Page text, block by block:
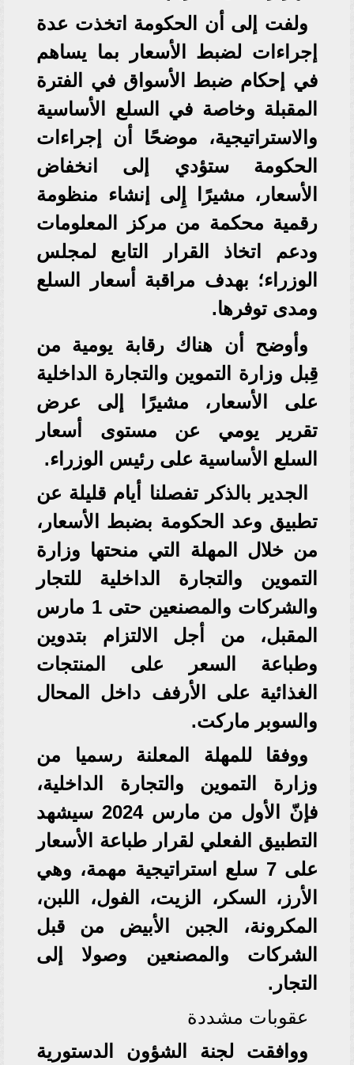
ولفت إلى أن الحكومة اتخذت عدة
إجراءات لضبط الأسعار بما يساهم
في إحكام ضبط الأسواق في الفترة
المقبلة وخاصة في السلع الأساسية
والاستراتيجية، موضحًا أن إجراءات
الحكومة ستؤدي إلى انخفاض
الأسعار، مشيرًا إِلى إنشاء منظومة
رقمية محكمة من مركز المعلومات
ودعم اتخاذ القرار التابع لمجلس
الوزراء؛ بهدف مراقبة أسعار السلع
ومدى توفرها.
وأوضح أن هناك رقابة يومية من
قِبل وزارة التموين والتجارة الداخلية
على الأسعار، مشيرًا إلى عرض
تقرير يومي عن مستوى أسعار
السلع الأساسية على رئيس الوزراء.
الجدير بالذكر تفصلنا أيام قليلة عن
تطبيق وعد الحكومة بضبط الأسعار،
من خلال المهلة التي منحتها وزارة
التموين والتجارة الداخلية للتجار
والشركات والمصنعين حتى 1 مارس
المقبل، من أجل الالتزام بتدوين
وطباعة السعر على المنتجات
الغذائية على الأرفف داخل المحال
والسوبر ماركت.
ووفقا للمهلة المعلنة رسميا من
وزارة التموين والتجارة الداخلية،
فإنّ الأول من مارس 2024 سيشهد
التطبيق الفعلي لقرار طباعة الأسعار
على 7 سلع استراتيجية مهمة، وهي
الأرز، السكر، الزيت، الفول، اللبن،
المكرونة، الجبن الأبيض من قبل
الشركات والمصنعين وصولا إلى
التجار.
عقوبات مشددة
ووافقت لجنة الشؤون الدستورية